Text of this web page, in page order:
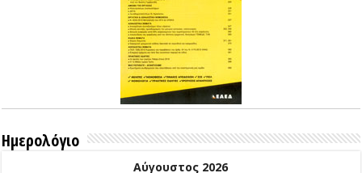
Ημερολόγιο
Αύγουστος 2026